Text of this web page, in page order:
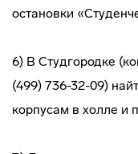
остановки
6) В Студгородке
(499) 736-32-09)
корпусам в холле и